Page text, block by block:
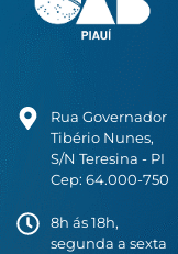
Rua Governador
Tibério Nunes,
S/N Teresina - PI
Cep: 64.000-750
8h ás 18h,
segunda a sexta